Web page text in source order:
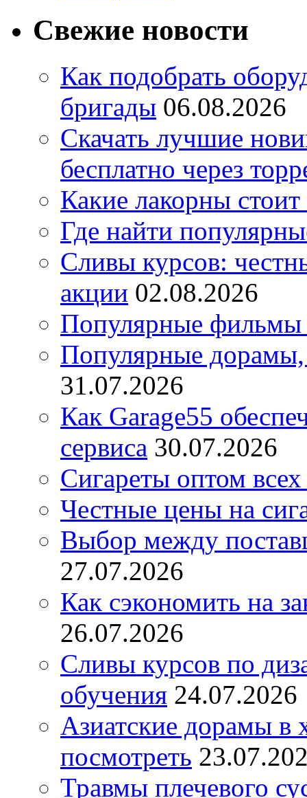
Свежие новости
Как подобрать
бригады 06.08.2026
Скачать лучшие
бесплатно через
Какие лакорны стоит
Где найти
Сливы курсов:
акции 02.08.2026
Популярные фильмы
Популярные дорамы,
31.07.2026
Как Garage55
сервиса 30.07.2026
Сигареты оптом
Честные цены на
Выбор между
27.07.2026
Как сэкономить на
26.07.2026
Сливы курсов по
обучения 24.07.2026
Азиатские дорамы в
посмотреть
Травмы плечевого